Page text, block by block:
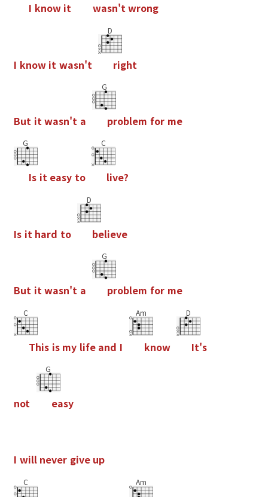
I know it wasn'twrong
I know it wasn't
D
right
But itwasn't a
G
problem for me
G
Is it easy to
C
live?
Is it hard to
D
believe
But itwasn't a
G
problem for me
C
This is my life and I
Am
know
D
It's
not
G
easy
I will never give up
C Am